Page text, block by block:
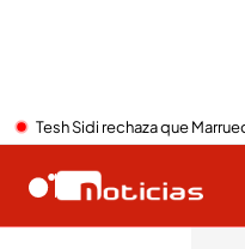
Tesh Sidi rechaza que